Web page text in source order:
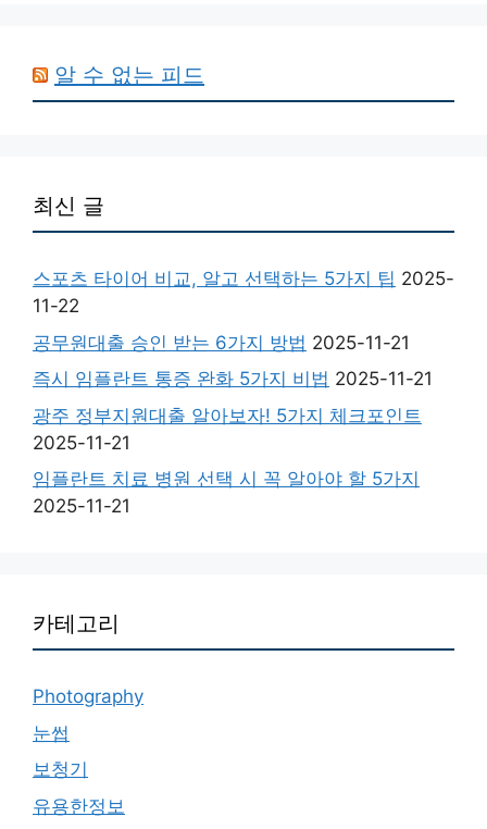
알 수 없는 피드
최신 글
스포츠 타이어 비교, 알고 선택하는 5가지 팁 2025-
11-22
공무원대출 승인 받는 6가지 방법 2025-11-21
즉시 임플란트 통증 완화 5가지 비법 2025-11-21
광주 정부지원대출 알아보자! 5가지 체크포인트
2025-11-21
임플란트 치료 병원 선택 시 꼭 알아야 할 5가지
2025-11-21
카테고리
Photography
눈썹
보청기
유용한정보